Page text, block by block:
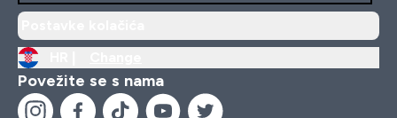
Povežite se s nama